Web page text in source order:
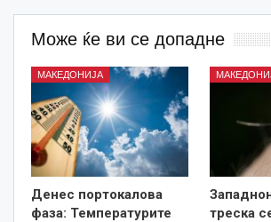
Може ќе ви се допадне
МАКЕДОНИЈА
Денес портокалова
фаза: Температурите
треска